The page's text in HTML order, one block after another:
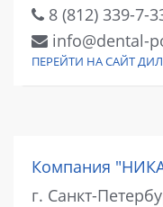
8 (812) 339-7-
info@dental-
ПЕРЕЙТИ НА САЙТ
Компания
г. Санкт-